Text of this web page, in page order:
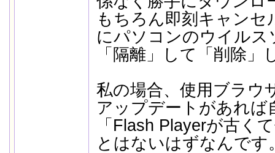
もちろん即刻キャンセ
にパソコンのウイルス
「隔離」して「削除
私の場合、使用ブラウ
アップデートがあれば
「Flash Playerが古く
とはないはずなんです